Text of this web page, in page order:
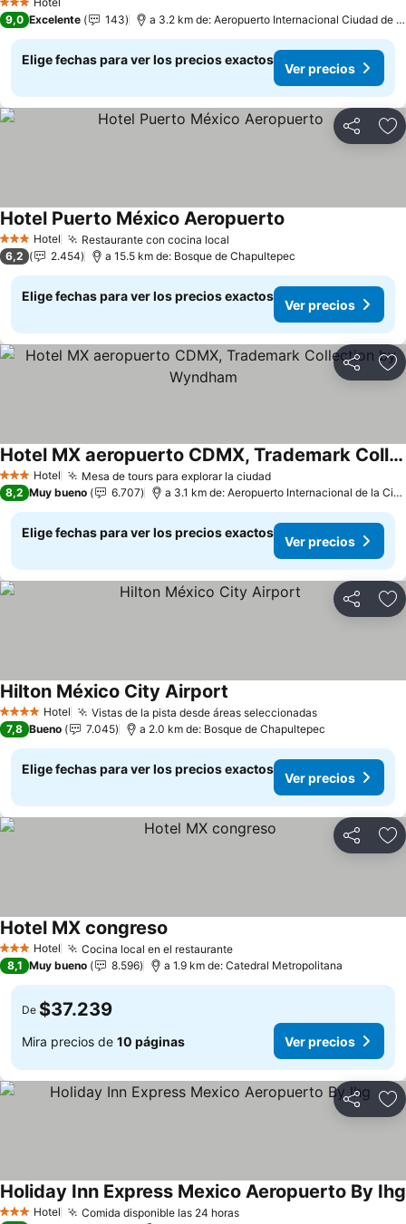
3 Estrellas
9,0 Excelente 143 a 3.2 km de: Aeropuerto Internacional Ciudad de
Elige fechas para ver los precios exactos
Ver precios
Compartir
3 Estrellas
Hotel Restaurante con cocina local
Hotel Puerto México Aeropuerto
6,2 2.454 a 15.5 km de: Bosque de Chapultepec
Elige fechas para ver los precios exactos
Ver precios
Compartir
3 Estrellas
Hotel Mesa de tours para explorar la ciudadVer precios
Hotel MX aeropuerto CDMX, Trademark Collection by Wyndham
Ver precios
8,2 Muy bueno 6.707 a 3.1 km de: Aeropuerto Internacional de la
Elige fechas para ver los precios exactos
Ver precios
Compartir
4 EstrellasHotel Vistas de la pista desde áreas seleccionadasVer precios
Hilton México City Airport
7,8 Bueno 7.045 a 2.0 km de: Bosque de Chapultepec
Elige fechas para ver los precios exactos
Ver precios
Compartir
3 Estrellas
Hotel Cocina local en el restauranteVer precios
Hotel MX congreso
8,1 Muy bueno 8.596 a 1.9 km de: Catedral Metropolitana
De $37.239
Mira precios de 10 páginas Ver precios
Compartir
3 Estrellas
Hotel Comida disponible las 24 horasVer precios
Holiday Inn Express Mexico Aeropuerto By Ihg